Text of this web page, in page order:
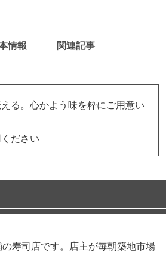
情報 関連記事
る。心かよう味を粋にご用意い
ださい
寿司店です。店主が毎朝築地市場